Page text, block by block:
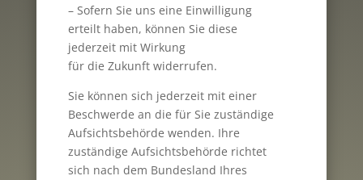
– Sofern Sie uns eine Einwilligung
erteilt haben, können Sie diese
jederzeit mit Wirkung
für die Zukunft widerrufen.
Sie können sich jederzeit mit einer
Beschwerde an die für Sie zuständige
Aufsichtsbehörde wenden. Ihre
zuständige Aufsichtsbehörde richtet
sich nach dem Bundesland Ihres